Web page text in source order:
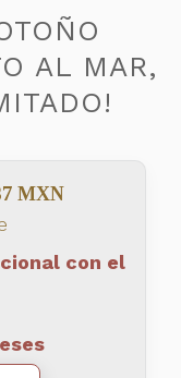
AL MAR,
MXN
con el